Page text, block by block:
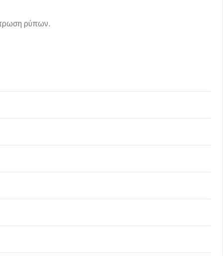
NIGHT LUX MATT 60X120 ΠΡΩΤΗ
ματ, μαρμάρινο εφέ, ρεκτιφιέ πλακίδιο πορσελάνης
ρύπων.